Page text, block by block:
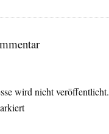
wird nicht veröffentlicht.